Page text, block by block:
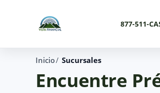
877-511-
Inicio Sucursales
Encuentre